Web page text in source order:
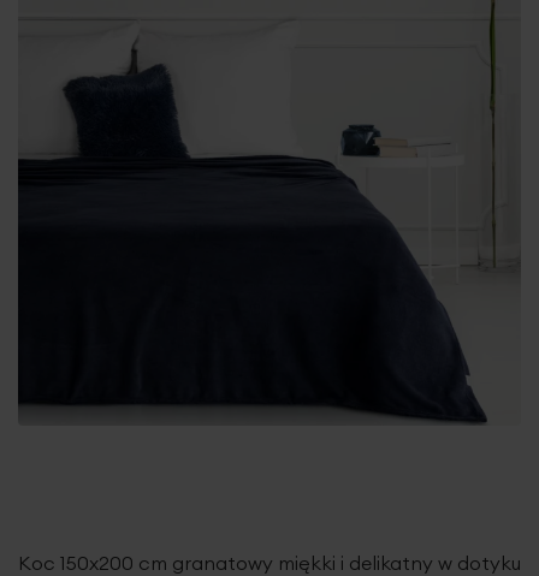
Koc 150x200 cm granatowy miękki i delikatny w dotyku